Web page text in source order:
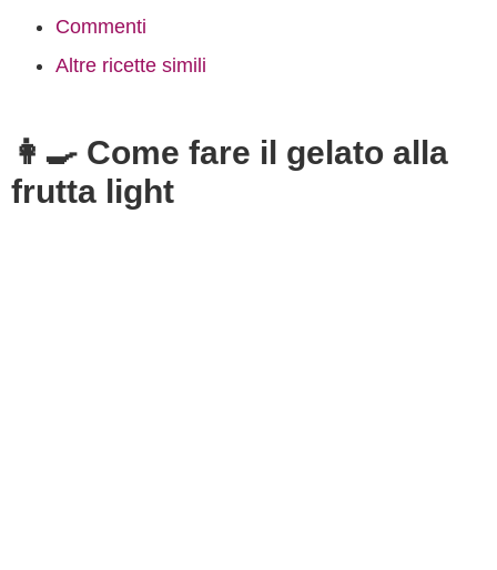
Commenti
Altre ricette simili
👩‍🍳 Come fare il gelato alla
frutta light